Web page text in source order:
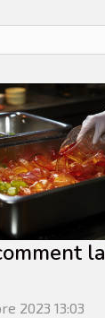
la
2023 13:03